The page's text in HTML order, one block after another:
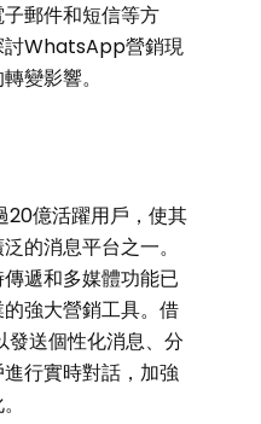
郵件和短信等方
討WhatsApp營銷現
變影響。
億活躍用戶，使其
的消息平台之一。
遞和多媒體功能已
強大營銷工具。借
送個性化消息、分
行實時對話，加強